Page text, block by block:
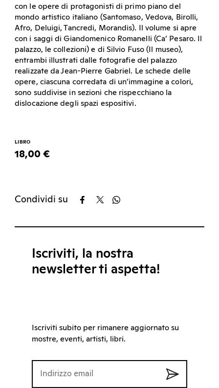
con le opere di protagonisti di primo piano del
mondo artistico italiano (Santomaso, Vedova, Birolli,
Afro, Deluigi, Tancredi, Morandis). Il volume si apre
con i saggi di Giandomenico Romanelli (Ca’ Pesaro. Il
palazzo, le collezioni) e di Silvio Fuso (Il museo),
entrambi illustrati dalle fotografie del palazzo
realizzate da Jean-Pierre Gabriel. Le schede delle
opere, ciascuna corredata di un’immagine a colori,
sono suddivise in sezioni che rispecchiano la
dislocazione degli spazi espositivi.
LIBRO
18,00 €
Condividi su
Iscriviti, la nostra
newsletter ti aspetta!
Iscriviti subito per rimanere aggiornato su
mostre, eventi, artisti, libri.